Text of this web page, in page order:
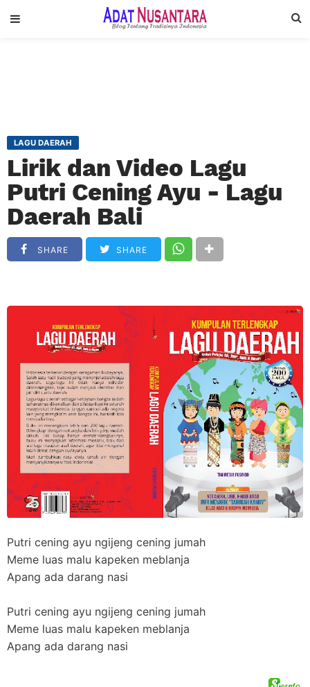
LAGU DAERAH
Lirik dan Video Lagu
Putri Cening Ayu - Lagu
Daerah Bali
SHARE SHARE
Putri cening ayu ngijeng cening jumah
Meme luas malu kapeken meblanja
Apang ada darang nasi
Putri cening ayu ngijeng cening jumah
Meme luas malu kapeken meblanja
Apang ada darang nasi